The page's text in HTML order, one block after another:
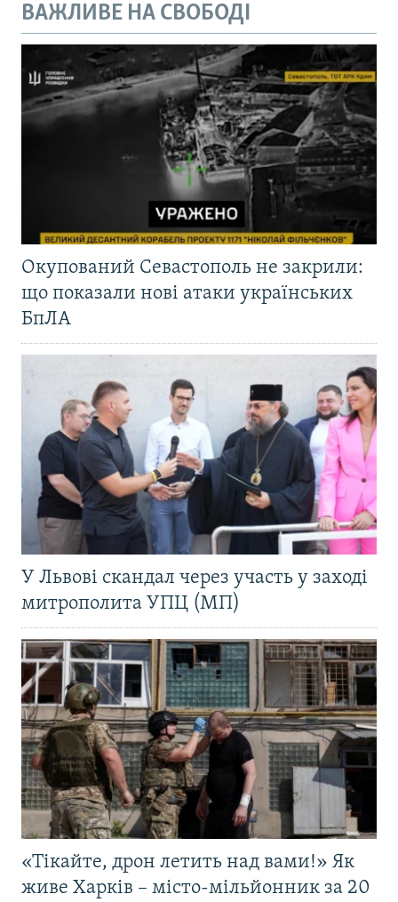
ВАЖЛИВЕ НА СВОБОДІ
Окупований Севастополь не закрили:
що показали нові атаки українських
БпЛА
У Львові скандал через участь у заході
митрополита УПЦ (МП)
«Тікайте, дрон летить над вами!» Як
живе Харків – місто-мільйонник за 20